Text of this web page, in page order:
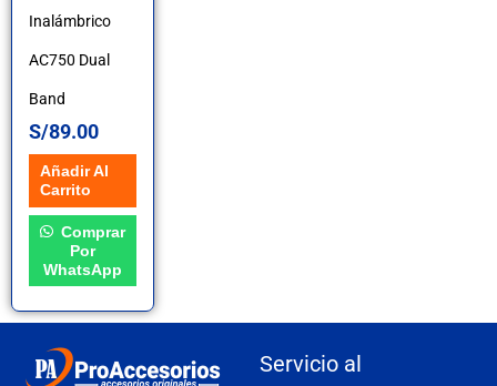
Inalámbrico
AC750 Dual
Band
S/89.00
Añadir Al
Carrito
Comprar
Por
WhatsApp
Servicio al